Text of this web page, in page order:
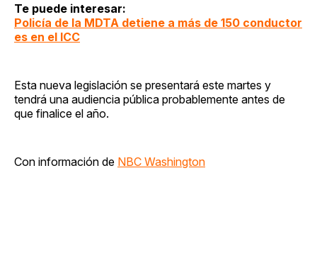
Te puede interesar:
Policía de la MDTA detiene a más de 150 conductor
es en el ICC
Esta nueva legislación se presentará este martes y
tendrá una audiencia pública probablemente antes de
que finalice el año.
Con información de NBC Washington